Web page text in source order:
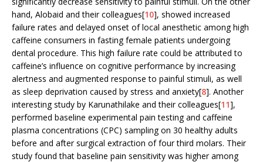
hand, Alobaid and their colleagues[10], showed increased
failure rates and delayed onset of local anesthetic among high
caffeine consumers in fasting female patients undergoing
dental procedure. This high failure rate could be attributed to
caffeine’s influence on cognitive performance by increasing
alertness and augmented response to painful stimuli, as well
as sleep deprivation caused by stress and anxiety[8]. Another
interesting study by Karunathilake and their colleagues[11],
performed baseline experimental pain testing and caffeine
plasma concentrations (CPC) sampling on 30 healthy adults
before and after surgical extraction of four third molars. Their
study found that baseline pain sensitivity was higher among